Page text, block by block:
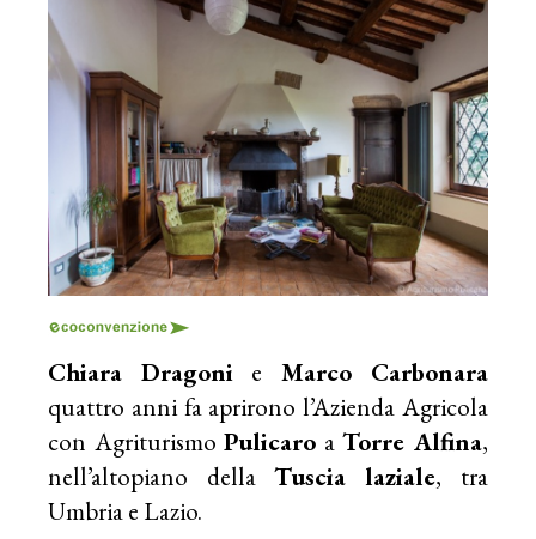
Chiara Dragoni e Marco Carbonara
quattro anni fa aprirono l’Azienda Agricola
con AgriturismoPulicaro aTorre Alfina,
nell’altopiano della Tuscia laziale, tra
Umbria e Lazio.